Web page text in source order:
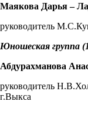
Маякова Дарья –
руководитель
Юношеская группа
Абдурахманова
руководитель
г.Выкса